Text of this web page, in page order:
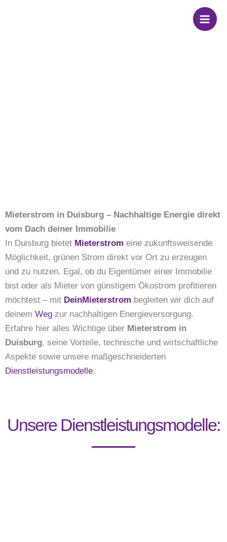
Mieterstrom in Duisburg – Nachhaltige Energie direkt
vom Dach deiner Immobilie
In Duisburg bietet Mieterstrom eine zukunftsweisende
Möglichkeit, grünen Strom direkt vor Ort zu erzeugen
und zu nutzen. Egal, ob du Eigentümer einer Immobilie
bist oder als Mieter von günstigem Ökostrom profitieren
möchtest – mit DeinMieterstrom begleiten wir dich auf
deinem Weg zur nachhaltigen Energieversorgung.
Erfahre hier alles Wichtige über Mieterstrom in
Duisburg, seine Vorteile, technische und wirtschaftliche
Aspekte sowie unsere maßgeschneiderten
Dienstleistungsmodelle.
Unsere Dienstleistungsmodelle: